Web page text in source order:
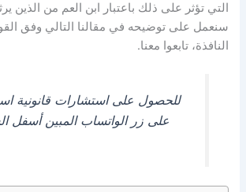
التي تؤثر على ذلك باعتبار ابن العم من الذين
سنعمل على توضيحه في مقالنا التالي وفق
النافذة، تابعوا معنا.
للحصول على استشارات قانونية
على زر الواتساب المبين أسفل